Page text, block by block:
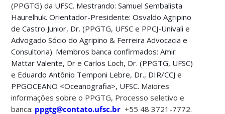
(PPGTG) da UFSC. Mestrando: Samuel Sembalista
Haurelhuk. Orientador-Presidente: Osvaldo Agripino
de Castro Junior, Dr. (PPGTG, UFSC e PPCJ-Univali e
Advogado Sócio do Agripino & Ferreira Advocacia e
Consultoria). Membros banca confirmados: Amir
Mattar Valente, Dr e Carlos Loch, Dr. (PPGTG, UFSC)
e Eduardo Antônio Temponi Lebre, Dr., DIR/CCJ e
PPGOCEANO <Oceanografia>, UFSC. Maiores
informações sobre o PPGTG, Processo seletivo e
banca: ppgtg@contato.ufsc.br +55 48 3721-7772.